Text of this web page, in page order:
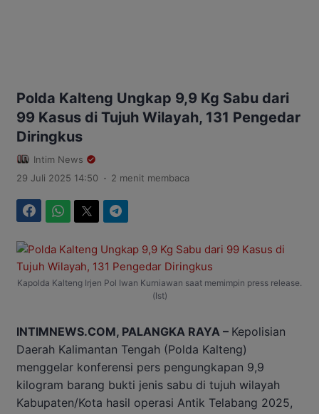
Polda Kalteng Ungkap 9,9 Kg Sabu dari
99 Kasus di Tujuh Wilayah, 131 Pengedar
Diringkus
Intim News
29 Juli 2025 14:50 . 2 menit membaca
Kapolda Kalteng Irjen Pol Iwan Kurniawan saat memimpin press release.
(Ist)
INTIMNEWS.COM, PALANGKA RAYA – Kepolisian
Daerah Kalimantan Tengah (Polda Kalteng)
menggelar konferensi pers pengungkapan 9,9
kilogram barang bukti jenis sabu di tujuh wilayah
Kabupaten/Kota hasil operasi Antik Telabang 2025,